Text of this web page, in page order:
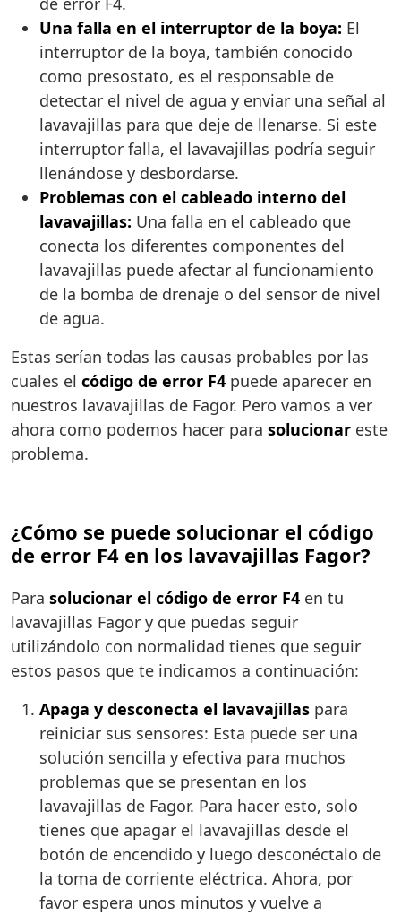
Una falla en el interruptor de la boya: El
interruptor de la boya, también conocido
como presostato, es el responsable de
detectar el nivel de agua y enviar una señal al
lavavajillas para que deje de llenarse. Si este
interruptor falla, el lavavajillas podría seguir
llenándose y desbordarse.
Problemas con el cableado interno del
lavavajillas: Una falla en el cableado que
conecta los diferentes componentes del
lavavajillas puede afectar al funcionamiento
de la bomba de drenaje o del sensor de nivel
de agua.
Estas serían todas las causas probables por las
cuales el código de error F4 puede aparecer en
nuestros lavavajillas de Fagor. Pero vamos a ver
ahora como podemos hacer para solucionar este
problema.
¿Cómo se puede solucionar el código
de error F4 en los lavavajillas Fagor?
Para solucionar el código de error F4 en tu
lavavajillas Fagor y que puedas seguir
utilizándolo con normalidad tienes que seguir
estos pasos que te indicamos a continuación:
Apaga y desconecta el lavavajillas para
reiniciar sus sensores: Esta puede ser una
solución sencilla y efectiva para muchos
problemas que se presentan en los
lavavajillas de Fagor. Para hacer esto, solo
tienes que apagar el lavavajillas desde el
botón de encendido y luego desconéctalo de
la toma de corriente eléctrica. Ahora, por
favor espera unos minutos y vuelve a